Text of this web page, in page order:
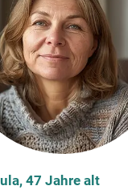
47 Jahre alt